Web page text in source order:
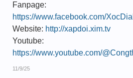
Fanpage:
https://www.facebook.com/
Website: http://xapdoi.xim.tv
Youtube:
https://www.youtube.com/
11/9/25